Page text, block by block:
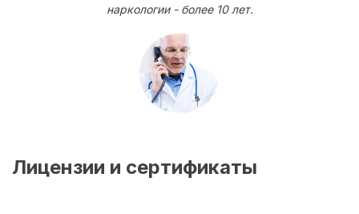
наркологии - более 10 лет.
Лицензии и сертификаты